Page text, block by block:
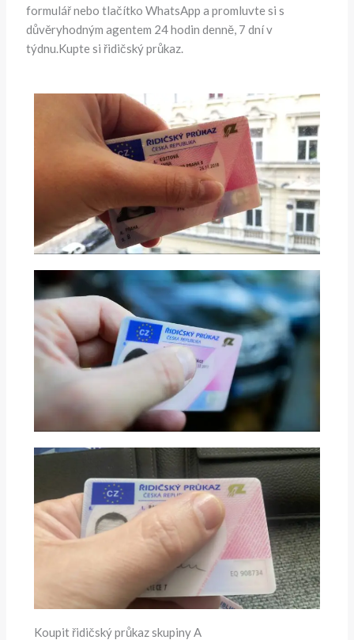
formulář nebo tlačítko WhatsApp a promluvte si s
důvěryhodným agentem 24 hodin denně, 7 dní v
týdnu.Kupte si řidičský průkaz.
Koupit řidičský průkaz skupiny A